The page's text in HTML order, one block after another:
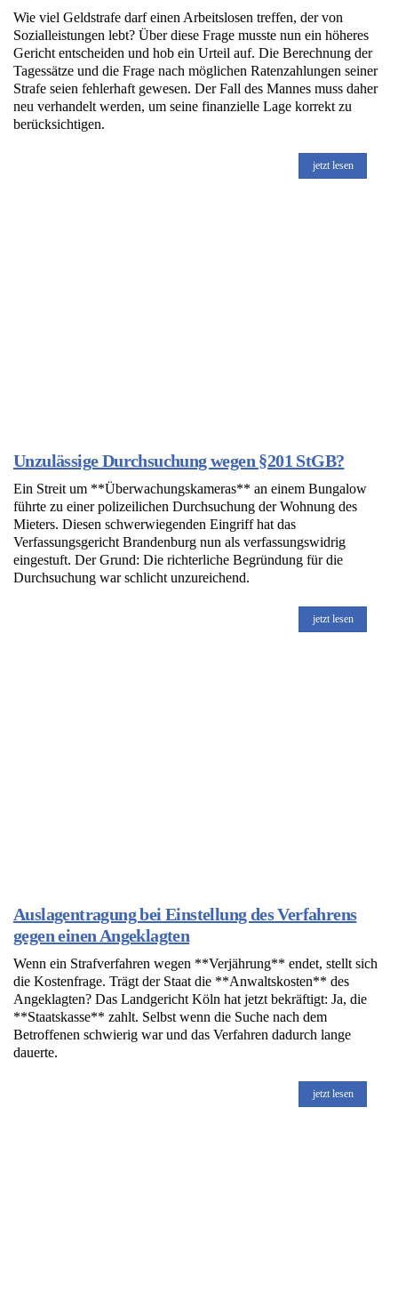
Wie viel Geldstrafe darf einen Arbeitslosen treffen, der von
Sozialleistungen lebt? Über diese Frage musste nun ein höheres
Gericht entscheiden und hob ein Urteil auf. Die Berechnung der
Tagessätze und die Frage nach möglichen Ratenzahlungen seiner
Strafe seien fehlerhaft gewesen. Der Fall des Mannes muss daher
neu verhandelt werden, um seine finanzielle Lage korrekt zu
berücksichtigen.
jetzt lesen
Unzulässige Durchsuchung wegen §201 StGB?
Ein Streit um **Überwachungskameras** an einem Bungalow
führte zu einer polizeilichen Durchsuchung der Wohnung des
Mieters. Diesen schwerwiegenden Eingriff hat das
Verfassungsgericht Brandenburg nun als verfassungswidrig
eingestuft. Der Grund: Die richterliche Begründung für die
Durchsuchung war schlicht unzureichend.
jetzt lesen
Auslagentragung bei Einstellung des Verfahrens
gegen einen Angeklagten
Wenn ein Strafverfahren wegen **Verjährung** endet, stellt sich
die Kostenfrage. Trägt der Staat die **Anwaltskosten** des
Angeklagten? Das Landgericht Köln hat jetzt bekräftigt: Ja, die
**Staatskasse** zahlt. Selbst wenn die Suche nach dem
Betroffenen schwierig war und das Verfahren dadurch lange
dauerte.
jetzt lesen